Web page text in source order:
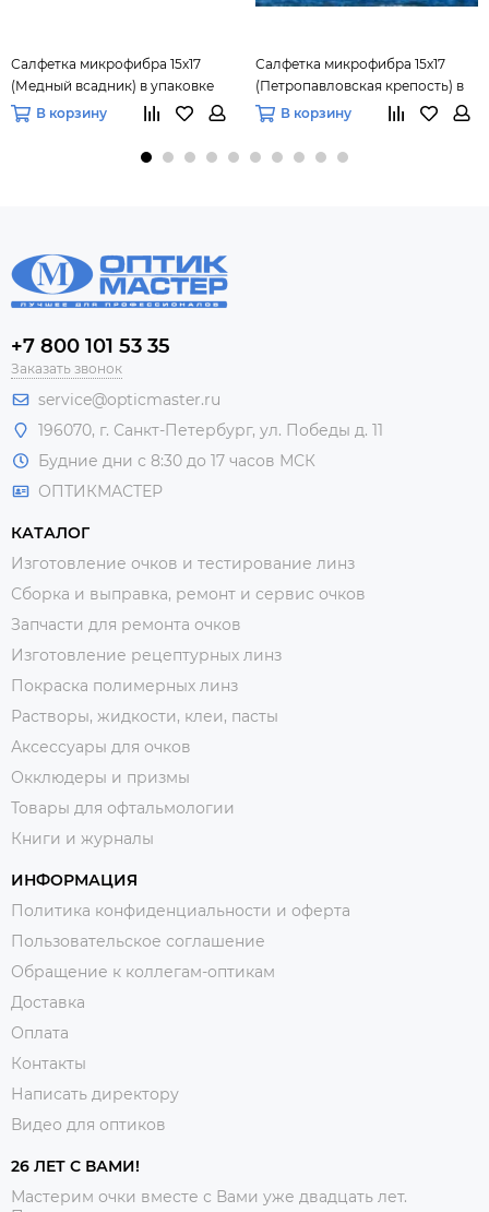
Салфетка микрофибра 15х17
(Медный всадник) в упаковке
В корзину
Салфетка микрофибра 15х17
(Петропавловская крепость) в
упаковке
В корзину
+7 800 101 53 35
Заказать звонок
service@opticmaster.ru
196070, г. Санкт-Петербург, ул. Победы д. 11
Будние дни с 8:30 до 17 часов МСК
ОПТИКМАСТЕР
КАТАЛОГ
Изготовление очков и тестирование линз
Сборка и выправка, ремонт и сервис очков
Запчасти для ремонта очков
Изготовление рецептурных линз
Покраска полимерных линз
Растворы, жидкости, клеи, пасты
Аксессуары для очков
Окклюдеры и призмы
Товары для офтальмологии
Книги и журналы
ИНФОРМАЦИЯ
Политика конфиденциальности и оферта
Пользовательское соглашение
Обращение к коллегам-оптикам
Доставка
Оплата
Контакты
Написать директору
Видео для оптиков
26 ЛЕТ С ВАМИ!
Мастерим очки вместе с Вами уже двадцать лет.